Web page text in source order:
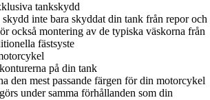
tankskydd
skydd inte bara skyddat din tank från repor och
också montering av de typiska väskorna från
fästsyste
på din tank
den mest passande färgen för din motorcykel
under samma förhållanden som din